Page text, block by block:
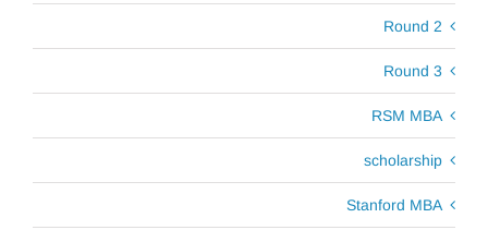
Round 2
Round 3
RSM MBA
scholarship
Stanford MBA